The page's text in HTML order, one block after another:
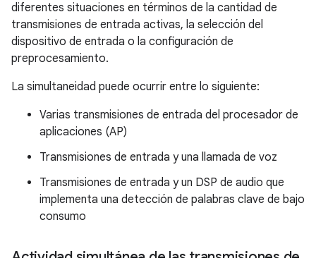
diferentes situaciones en términos de la cantidad de
transmisiones de entrada activas, la selección del
dispositivo de entrada o la configuración de
preprocesamiento.
La simultaneidad puede ocurrir entre lo siguiente:
Varias transmisiones de entrada del procesador de
aplicaciones (AP)
Transmisiones de entrada y una llamada de voz
Transmisiones de entrada y un DSP de audio que
implementa una detección de palabras clave de bajo
consumo